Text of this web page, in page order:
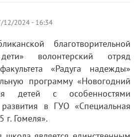
12/2024 - 16:34
благотворительной
волонтерский отряд
«Радуга надежды»
программу «Новогодний
детей с особенностями
развития в ГУО «Специальная
Гомеля».